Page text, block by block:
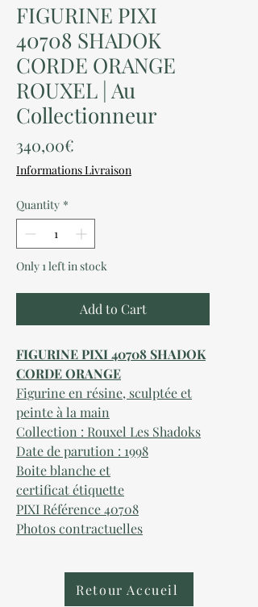
FIGURINE PIXI
40708 SHADOK
CORDE ORANGE
ROUXEL | Au
Collectionneur
340,00€
Informations Livraison
Quantity *
Only 1 left in stock
Add to Cart
FIGURINE PIXI 40708 SHADOK
CORDE ORANGE
Figurine en résine, sculptée et
peinte à la main
Collection : Rouxel Les Shadoks
Date de parution : 1998
Boiteblanche et
certificatétiquette
PIXI Référence40708
Photos contractuelles
Retour Accueil